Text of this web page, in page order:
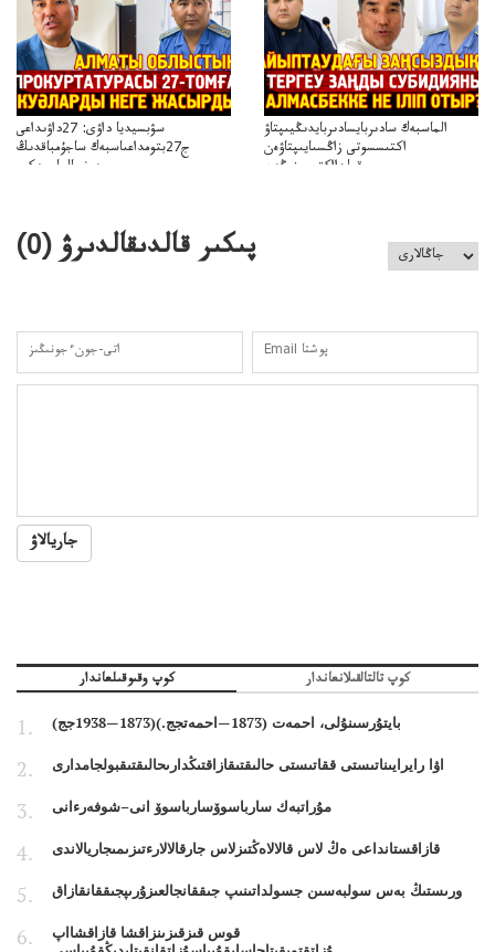
سۋبسيديا داۋى: 27داۋىداعى
ج27بتومداعىاسبەك ساجۇمباقدىڭ
دەنسالماسبەكىر
الماسبەك سادىربايسادىربايدىڭيىپتاۋ
اكتىسسوتى زاڭسىايىپتاۋەن
قولدااكتىسىنىڭەن
پىكىر قالدىقالدىرۋ (0
)
جاريالاۋ
كوپ وقىوقىلعاندار كوپ تالتالقىلانعاندار
بايتۇرسىنۇلى، احمەت (1873—احمەتجج.)(1873—1938جج)
اۋا رايرايىناتىستى ققاتىستى حالىقتىقازاقتىڭدارىحالىقتىقبولجامدارى
مۇراتبەك سارباسوۆسارباسوۆ انى–شوفەرءانى
قازاقستانداعى ەڭ لاس قالالاەڭتىزلاس جارقالالارءتىزىمىجاريالاندى
ورىستىڭ بەس سولبەسىن جسولداتىنىپ جىققانجالعىزۇرىپجىققانقازاق
قوس قىزقىزىنزاقشا قازاقشااپ